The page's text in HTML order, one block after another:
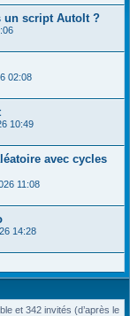
un script AutoIt ?
02:08
10:49
avec cycles
11:08
14:28
et 342 invités (d’après le